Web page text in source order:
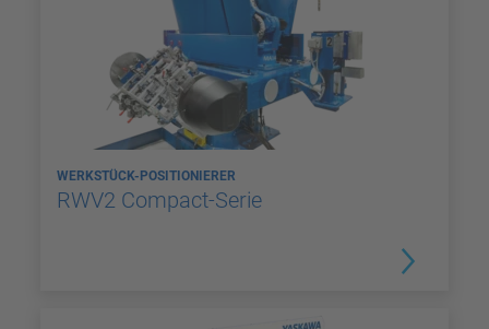
WERKSTÜCK-POSITIONIERER
RWV2 Compact-Serie